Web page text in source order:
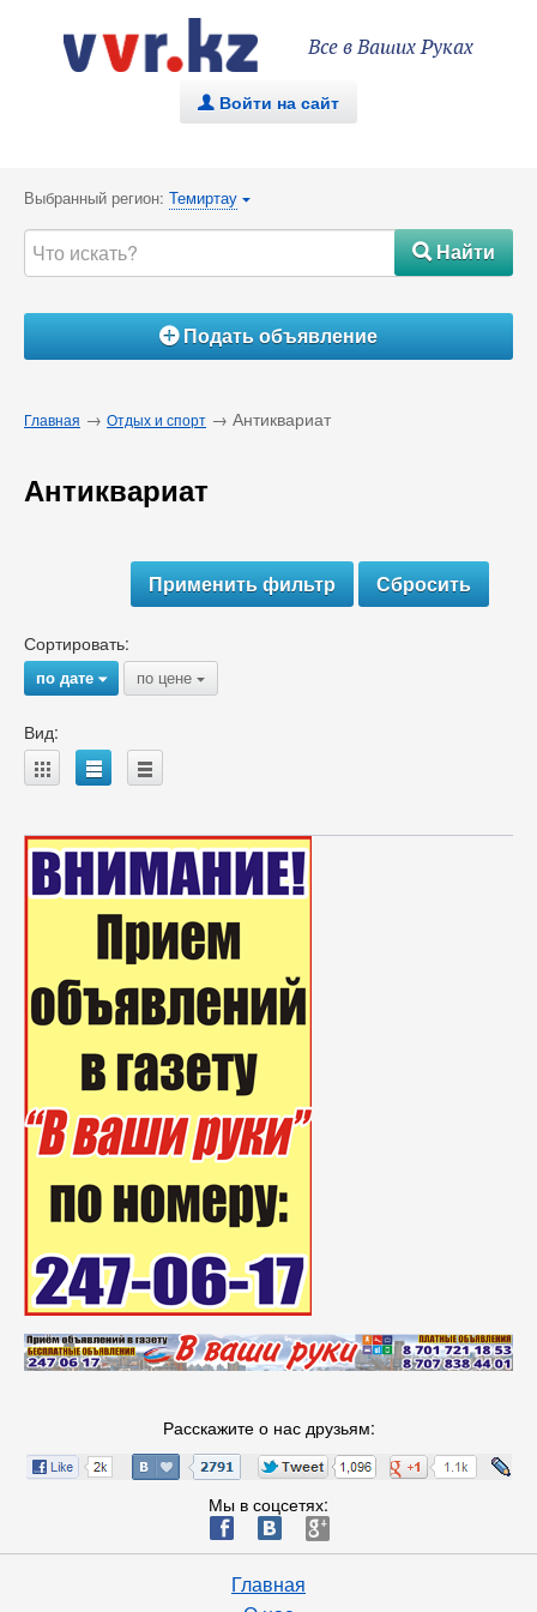
Все в Ваших Руках
. Войти на сайт
Выбранный регион: Темиртау {
#Найти
ÁПодать объявление
Главная → Отдых и спорт → Антиквариат
Антиквариат
Сортировать:
по дате{ по цене {
Вид:
A B C
Расскажите о нас друзьям:
Мы в соцсетях:
ä æ è
Главная